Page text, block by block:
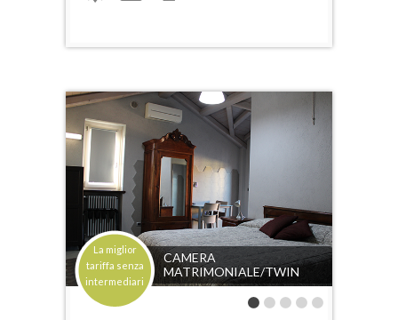
CAMERA
MATRIMONIALE/TWIN
La miglior
tariffa senza
intermediari